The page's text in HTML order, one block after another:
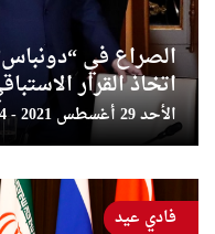
الصراع في
اتخاذ القرار
الأحد 29 أغسطس 2021 - 13:56:54
فادي عيد